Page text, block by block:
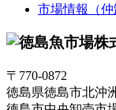
市場情報（仲
〒770-0872
徳島県徳島市北沖